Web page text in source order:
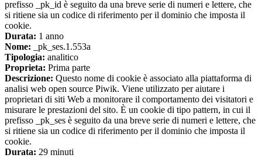
prefisso _pk_id è seguito da una breve serie di numeri e lettere, che
si ritiene sia un codice di riferimento per il dominio che imposta il
cookie.
Durata: 1 anno
Nome: _pk_ses.1.553a
Tipologia: analitico
Proprieta: Prima parte
Descrizione: Questo nome di cookie è associato alla piattaforma di
analisi web open source Piwik. Viene utilizzato per aiutare i
proprietari di siti Web a monitorare il comportamento dei visitatori e
misurare le prestazioni del sito. È un cookie di tipo pattern, in cui il
prefisso _pk_ses è seguito da una breve serie di numeri e lettere, che
si ritiene sia un codice di riferimento per il dominio che imposta il
cookie.
Durata: 29 minuti